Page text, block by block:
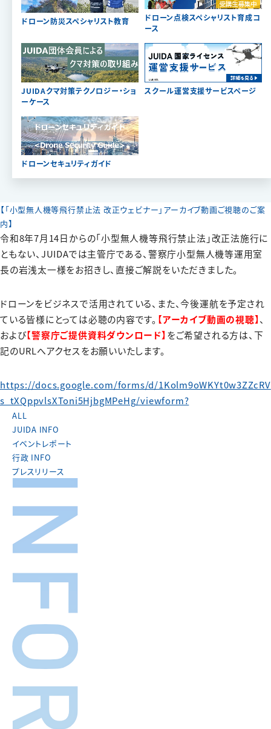
ドローン防災スペシャリスト教育
ドローン点検スペシャリスト育成コ
ース
JUIDAクマ対策テクノロジー・ショ
ーケース
スクール運営支援サービスページ
ドローンセキュリティガイド
【「小型無人機等飛行禁止法 改正ウェビナー」アーカイブ動画ご視聴のご案
内】
令和8年7月14日からの「小型無人機等飛行禁止法」改正法施行に
ともない、JUIDAでは主管庁である、警察庁小型無人機等運用室
長の岩浅太一様をお招きし、直接ご解説をいただきました。
ドローンをビジネスで活用されている、また、今後運航を予定され
ている皆様にとっては必聴の内容です。 【アーカイブ動画の視聴】、
および【警察庁ご提供資料ダウンロード】 をご希望される方は、下
記のURLへアクセスをお願いいたします。
https://docs.google.com/forms/d/1Kolm9oWKYt0w3ZZcRV
s_tXQppvlsXToni5HjbgMPeHg/viewform?
ALL
JUIDA INFO
イベントレポート
行政 INFO
プレスリリース